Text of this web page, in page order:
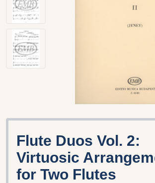
Flute Duos Vol. 2:
Virtuosic
for Two Flutes